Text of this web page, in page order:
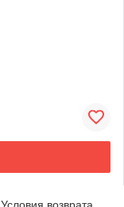
Условия возврата